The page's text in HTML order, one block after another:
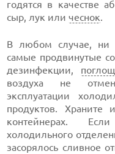
годятся в качестве
сыр, лук иличеснок.
В любом случае,
самые продвинутые
дезинфекции,
воздуха не
эксплуатации
продуктов. Храните
контейнерах.
холодильного
засорялось сливное